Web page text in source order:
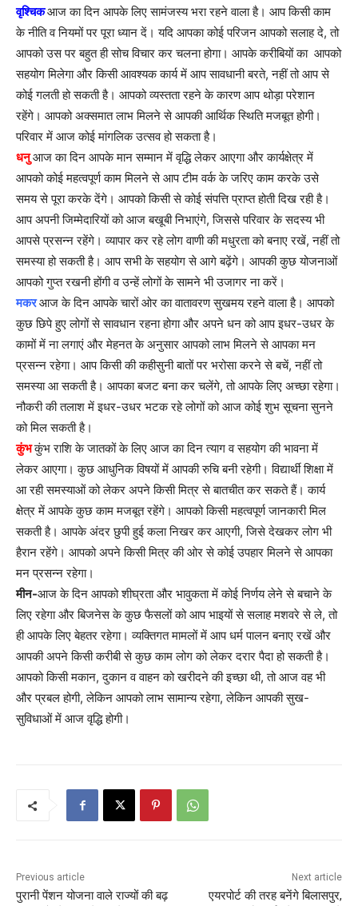
वृश्चिकआज का दिन आपके लिए सामंजस्य भरा रहने वाला है। आप किसी काम
के नीति व नियमों पर पूरा ध्यान दें। यदि आपका कोई परिजन आपको सलाह दे, तो
आपको उस पर बहुत ही सोच विचार कर चलना होगा। आपके करीबियों का आपको
सहयोग मिलेगा और किसी आवश्यक कार्य में आप सावधानी बरते, नहीं तो आप से
कोई गलती हो सकती है। आपको व्यस्तता रहने के कारण आप थोड़ा परेशान
रहेंगे। आपको अक्समात लाभ मिलने से आपकी आर्थिक स्थिति मजबूत होगी।
परिवार में आज कोई मांगलिक उत्सव हो सकता है।
धनुआज का दिन आपके मान सम्मान में वृद्धि लेकर आएगा और कार्यक्षेत्र में
आपको कोई महत्वपूर्ण काम मिलने से आप टीम वर्क के जरिए काम करके उसे
समय से पूरा करके देंगे। आपको किसी से कोई संपत्ति प्राप्त होती दिख रही है।
आप अपनी जिम्मेदारियों को आज बखूबी निभाएंगे, जिससे परिवार के सदस्य भी
आपसे प्रसन्न रहेंगे। व्यापार कर रहे लोग वाणी की मधुरता को बनाए रखें, नहीं तो
समस्या हो सकती है। आप सभी के सहयोग से आगे बढ़ेंगे। आपकी कुछ योजनाओं
आपको गुप्त रखनी होंगी व उन्हें लोगों के सामने भी उजागर ना करें।
मकरआज के दिन आपके चारों ओर का वातावरण सुखमय रहने वाला है। आपको
कुछ छिपे हुए लोगों से सावधान रहना होगा और अपने धन को आप इधर-उधर के
कामों में ना लगाएं और मेहनत के अनुसार आपको लाभ मिलने से आपका मन
प्रसन्न रहेगा। आप किसी की कहीसुनी बातों पर भरोसा करने से बचें, नहीं तो
समस्या आ सकती है। आपका बजट बना कर चलेंगे, तो आपके लिए अच्छा रहेगा।
नौकरी की तलाश में इधर-उधर भटक रहे लोगों को आज कोई शुभ सूचना सुनने
को मिल सकती है।
कुंभकुंभ राशि के जातकों के लिए आज का दिन त्याग व सहयोग की भावना में
लेकर आएगा। कुछ आधुनिक विषयों में आपकी रुचि बनी रहेगी। विद्यार्थी शिक्षा में
आ रही समस्याओं को लेकर अपने किसी मित्र से बातचीत कर सकते हैं। कार्य
क्षेत्र में आपके कुछ काम मजबूत रहेंगे। आपको किसी महत्वपूर्ण जानकारी मिल
सकती है। आपके अंदर छुपी हुई कला निखर कर आएगी, जिसे देखकर लोग भी
हैरान रहेंगे। आपको अपने किसी मित्र की ओर से कोई उपहार मिलने से आपका
मन प्रसन्न रहेगा।
मीन-आज के दिन आपको शीघ्रता और भावुकता में कोई निर्णय लेने से बचाने के
लिए रहेगा और बिजनेस के कुछ फैसलों को आप भाइयों से सलाह मशवरे से ले, तो
ही आपके लिए बेहतर रहेगा। व्यक्तिगत मामलों में आप धर्म पालन बनाए रखें और
आपकी अपने किसी करीबी से कुछ काम लोग को लेकर दरार पैदा हो सकती है।
आपको किसी मकान, दुकान व वाहन को खरीदने की इच्छा थी, तो आज वह भी
और प्रबल होगी, लेकिन आपको लाभ सामान्य रहेगा, लेकिन आपकी सुख-
सुविधाओं में आज वृद्धि होगी।
Previous article
पुरानी पेंशन योजना वाले राज्यों की बढ़
Next article
एयरपोर्ट की तरह बनेंगे बिलासपुर,